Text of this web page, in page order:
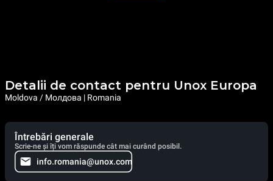
Detalii de contact pentru Unox Europa
Moldova / Молдова | Romania
Întrebări generale
Scrie-ne și îți vom răspunde cât mai curând posibil.
info.romania@unox.com